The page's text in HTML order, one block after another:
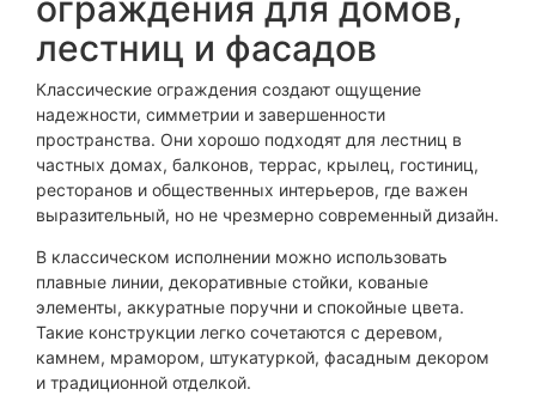
лестниц и фасадов
Классические ограждения создают ощущение
надежности, симметрии и завершенности
пространства. Они хорошо подходят для лестниц в
частных домах, балконов, террас, крылец, гостиниц,
ресторанов и общественных интерьеров, где важен
выразительный, но не чрезмерно современный дизайн.
В классическом исполнении можно использовать
плавные линии, декоративные стойки, кованые
элементы, аккуратные поручни и спокойные цвета.
Такие конструкции легко сочетаются с деревом,
камнем, мрамором, штукатуркой, фасадным декором
и традиционной отделкой.